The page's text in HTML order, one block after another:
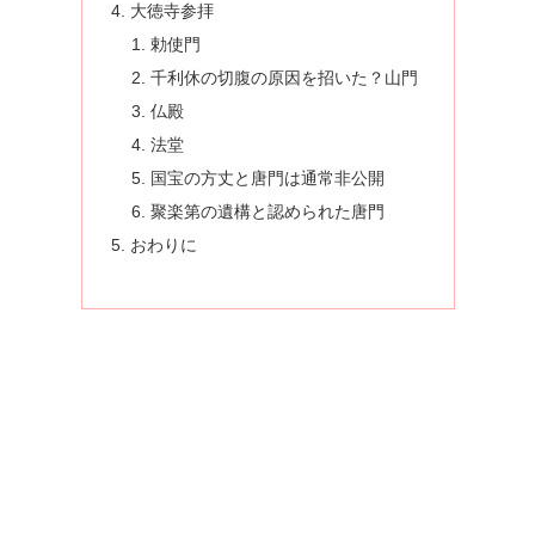
大徳寺参拝
勅使門
千利休の切腹の原因を招いた？山門
仏殿
法堂
国宝の方丈と唐門は通常非公開
聚楽第の遺構と認められた唐門
おわりに